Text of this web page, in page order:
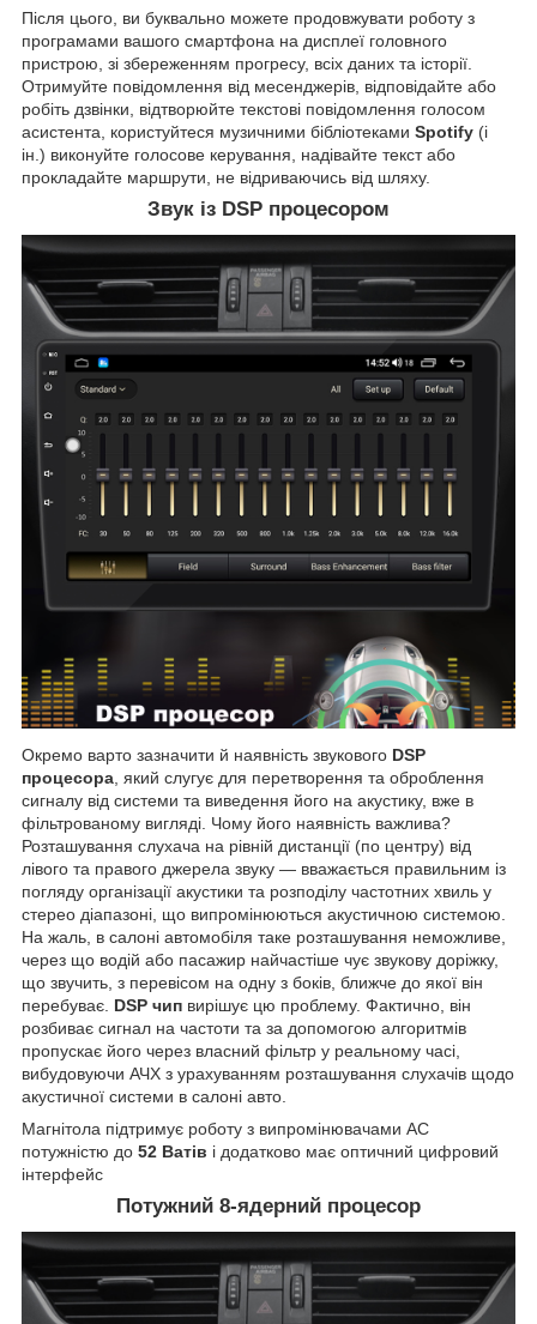
Після цього, ви буквально можете продовжувати роботу з
програмами вашого смартфона на дисплеї головного
пристрою, зі збереженням прогресу, всіх даних та історії.
Отримуйте повідомлення від месенджерів, відповідайте або
робіть дзвінки, відтворюйте текстові повідомлення голосом
асистента, користуйтеся музичними бібліотеками Spotify (і
ін.) виконуйте голосове керування, надівайте текст або
прокладайте маршрути, не відриваючись від шляху.
Звук із DSP процесором
Окремо варто зазначити й наявність звукового DSP
процесора , який слугує для перетворення та оброблення
сигналу від системи та виведення його на акустику, вже в
фільтрованому вигляді. Чому його наявність важлива?
Розташування слухача на рівній дистанції (по центру) від
лівого та правого джерела звуку — вважається правильним із
погляду організації акустики та розподілу частотних хвиль у
стерео діапазоні, що випромінюються акустичною системою.
На жаль, в салоні автомобіля таке розташування неможливе,
через що водій або пасажир найчастіше чує звукову доріжку,
що звучить, з перевісом на одну з боків, ближче до якої він
перебуває. DSP чип вирішує цю проблему. Фактично, він
розбиває сигнал на частоти та за допомогою алгоритмів
пропускає його через власний фільтр у реальному часі,
вибудовуючи АЧХ з урахуванням розташування слухачів щодо
акустичної системи в салоні авто.
Магнітола підтримує роботу з випромінювачами АС
потужністю до 52 Ватів і додатково має оптичний цифровий
інтерфейс
Потужний 8-ядерний процесор